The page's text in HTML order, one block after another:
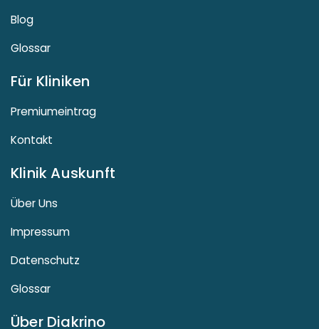
Blog
Glossar
Für Kliniken
Premiumeintrag
Kontakt
Klinik Auskunft
Über Uns
Impressum
Datenschutz
Glossar
Über Diakrino